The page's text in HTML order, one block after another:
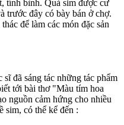
tính bình. Quả sim được cư
trước đây có bày bán ở chợ.
để làm các món đặc sản
đã sáng tác những tác phẩm
tới bài thơ "Màu tím hoa
nguồn cảm hứng cho nhiều
sim, có thể kể đến :